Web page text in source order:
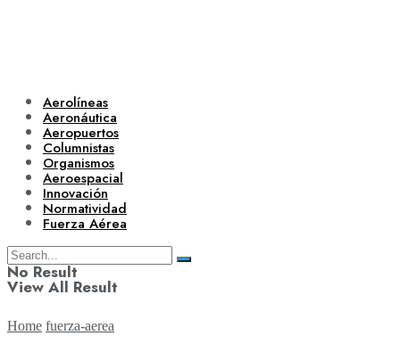
Aerolíneas
Aeronáutica
Aeropuertos
Columnistas
Organismos
Aeroespacial
Innovación
Normatividad
Fuerza Aérea
No Result
View All Result
Home fuerza-aerea